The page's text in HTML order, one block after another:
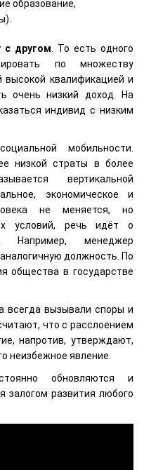
образование,
с другом. То есть одного
по множеству
высокой квалификацией и
очень низкий доход. На
индивид с низким
мобильности.
низкой страты в более
вертикальной
экономическое и
не меняется, но
условий, речь идёт о
Например, менеджер
должность. По
общества в государстве
всегда вызывали споры и
что с расслоением
напротив, утверждают,
неизбежное явление.
обновляются и
залогом развития любого